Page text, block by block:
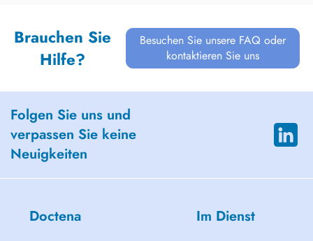
Brauchen Sie
Hilfe?
Besuchen Sie unsere FAQ oder
kontaktieren Sie uns
Folgen Sie uns und
verpassen Sie keine
Neuigkeiten
Doctena Im Dienst